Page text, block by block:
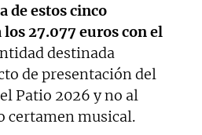
de estos cinco
27.077 euros con el
destinada
de presentación del
Patio 2026 y no al
certamen musical.